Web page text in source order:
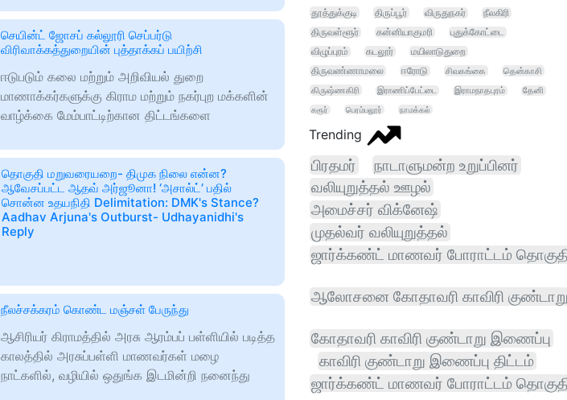
செயின்ட் ஜோசப் கல்லூரி செப்பர்டு
விரிவாக்கத்துறையின் புத்தாக்கப் பயிற்சி
ஈடுபடும் கலை மற்றும் அறிவியல் துறை
மாணாக்கர்களுக்கு கிராம மற்றும் நகர்புற மக்களின்
வாழ்க்கை மேம்பாட்டிற்கான திட்டங்களை
தொகுதி மறுவரையறை- திமுக நிலை என்ன?
ஆவேசப்பட்ட ஆதவ் அர்ஜூனா! ‘அசால்ட்’ பதில்
சொன்ன உதயநிதி Delimitation: DMK's Stance?
Aadhav Arjuna's Outburst- Udhayanidhi's
Reply
நீலச்சக்கரம் கொண்ட மஞ்சள் பேருந்து
ஆசிரியர் கிராமத்தில் அரசு ஆரம்பப் பள்ளியில் படித்த
காலத்தில் அரசுப்பள்ளி மாணவர்கள் மழை
நாட்களில், வழியில் ஒதுங்க இடமின்றி நனைந்து
தூத்துக்குடி
திருப்பூர் விருதுநகர்
நீலகிரி
திருவள்ளூர்
கன்னியாகுமரி
புதுக்கோட்டை
விழுப்புரம்
கடலூர்
மயிலாடுதுறை
திருவண்ணாமலை
ஈரோடு சிவகங்கை
தென்காசி
கிருஷ்ணகிரி
இராணிப்பேட்டை இராமநாதபுரம் தேனி
கரூர் பெரம்பலூர் நாமக்கல்
Trending
பிரதமர் நாடாளுமன்ற உறுப்பினர்
வலியுறுத்தல் ஊழல்
அமைச்சர் விக்னேஷ்
முதல்வர் வலியுறுத்தல்
ஜார்க்கண்ட் மாணவர் போராட்டம்
ஆலோசனை கோதாவரி காவிரி
கோதாவரி காவிரி குண்டாறு இணைப்பு
காவிரி குண்டாறு இணைப்பு திட்டம்
ஜார்க்கண்ட் மாணவர் போராட்டம்